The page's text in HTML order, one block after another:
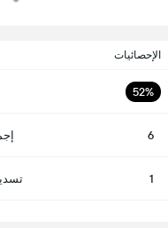
الإحصائيات
52%
6
1